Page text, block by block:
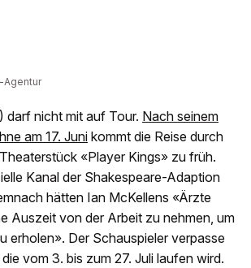
Agentur
darf nicht mit auf Tour. Nach seinem
am 17. Junikommt die Reise durch
«Player Kings» zu früh.
Kanal der Shakespeare-Adaption
hätten Ian McKellens «Ärzte
Auszeit von der Arbeit zu nehmen, um
erholen». Der Schauspieler verpasse
vom 3. bis zum 27. Juli laufen wird.